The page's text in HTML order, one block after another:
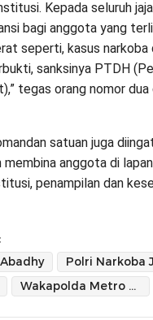
Kepada seluruh
bagi anggota yang
seperti, kasus narkoba
sanksinya PTDH
tegas orang nomor dua
satuan juga
membina anggota di
penampilan dan
Polri Narkoba
Wakapolda Metro Jaya